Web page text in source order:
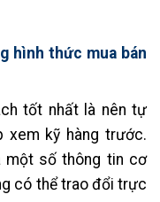
hình thức mua bán
tốt nhất là nên tự
xem kỹ hàng trước.
một số thông tin cơ
có thể trao đổi trực